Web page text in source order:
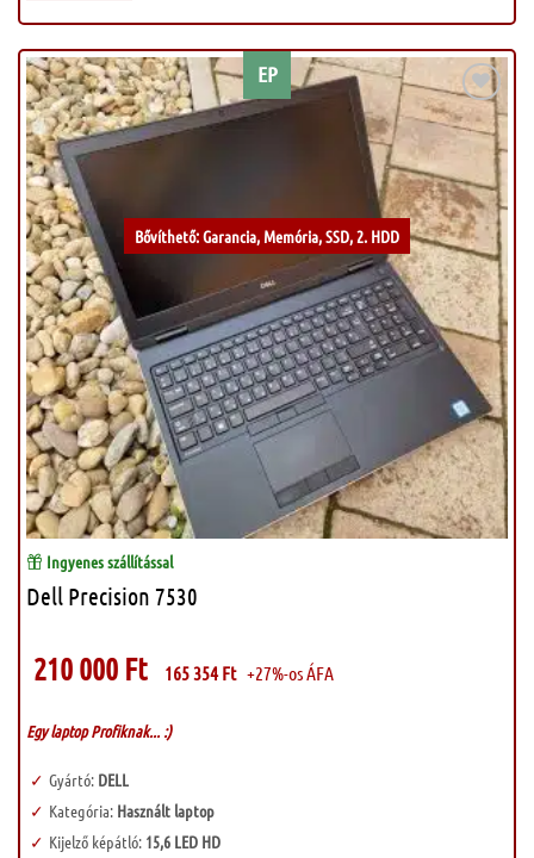
EP
Bővíthető: Garancia, Memória, SSD, 2. HDD
Kívánságlistához
Ingyenes szállítással
Dell Precision 7530
210 000 Ft 165 354Ft +27%-os ÁFA
Egy laptop Profiknak... :)
Gyártó:DELL
Kategória: Használt laptop
Kijelző képátló: 15,6 LED HD